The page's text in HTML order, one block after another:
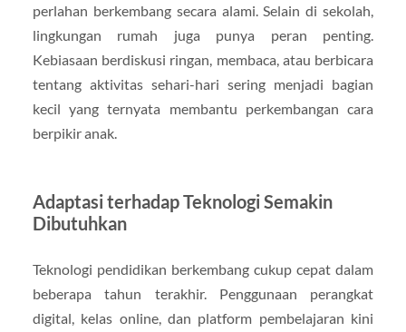
perlahan berkembang secara alami. Selain di sekolah,
lingkungan rumah juga punya peran penting.
Kebiasaan berdiskusi ringan, membaca, atau berbicara
tentang aktivitas sehari-hari sering menjadi bagian
kecil yang ternyata membantu perkembangan cara
berpikir anak.
Adaptasi terhadap Teknologi Semakin
Dibutuhkan
Teknologi pendidikan berkembang cukup cepat dalam
beberapa tahun terakhir. Penggunaan perangkat
digital, kelas online, dan platform pembelajaran kini